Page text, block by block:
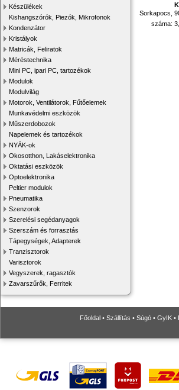
Készülékek
Kishangszórók, Piezók, Mikrofonok
Kondenzátor
Kristályok
Matricák, Feliratok
Méréstechnika
Mini PC, ipari PC, tartozékok
Modulok
Modulvilág
Motorok, Ventilátorok, Fűtőelemek
Munkavédelmi eszközök
Műszerdobozok
Napelemek és tartozékok
NYÁK-ok
Okosotthon, Lakáselektronika
Oktatási eszközök
Optoelektronika
Peltier modulok
Pneumatika
Szenzorok
Szerelési segédanyagok
Szerszám és forrasztás
Tápegységek, Adapterek
Tranzisztorok
Varisztorok
Vegyszerek, ragasztók
Zavarszűrők, Ferritek
Sorkapocs,
száma:
Főoldal • Szállítás • Súgó • GyIK •